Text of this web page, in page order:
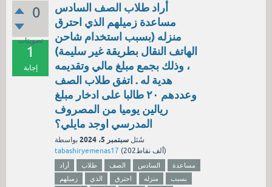
0
تصويتات
1
إجابة
أراد طلاب الصف السادس
مساعدة زميلهم الذي احترق
منزله (بسبب استخدام شاحن
الهاتف النقال بطريقة غير سليمة)
، وذلك بجمع مبلغ مالي وتقديمه
هدية له . اتفق طلاب الصف
وعددهم ۲۰ طالبا على ادخار مبلغ
ريالين يوميا من المصروف
المدرسي اوجد مايلي؟
سُئل سبتمبر 5، 2024
بواسطة
tabashiryemenas17 ( 202ألفنقاط)
أراد طلاب الصف السادس
مساعدة
زميلهم
الذي احترق منزله بسبب